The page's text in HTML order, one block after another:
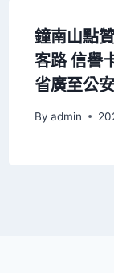
鐘南山點
客路 信譽
省廣至公
By admin